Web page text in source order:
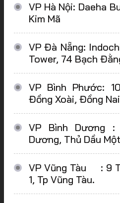
VP Hà Nội: Daeha
Kim Mã
VP Đà Nẵng:
Tower, 74 Bạch
VP Bình Phước:
Đồng Xoài, Đồng Nai
VP Bình Dương
Dương, Thủ Dầu
VP Vũng Tàu : 9
1, Tp Vũng Tàu.